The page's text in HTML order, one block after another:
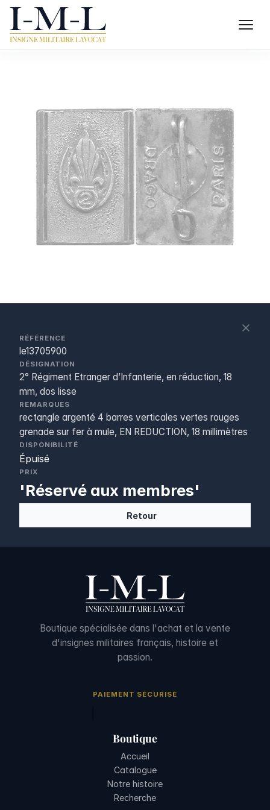
RÉFÉRENCE
le13705900
DÉSIGNATION
2° Régiment Etranger d’Infanterie, en réduction, 18
mm, dos lisse
REMARQUES
rectangle argenté 4 barres verticales vertes rouges
grenade sur fer à mule, EN REDUCTION, 18 millimètres
DISPONIBILITÉ
Épuisé
PRIX
'Réservé aux membres'
Retour
Boutique spécialisée dans l'achat et la vente
d'insignes militaires français, histoire et
passion.
PAIEMENT SÉCURISÉ
Boutique
Accueil
Catalogue
Notre histoire
Recherche